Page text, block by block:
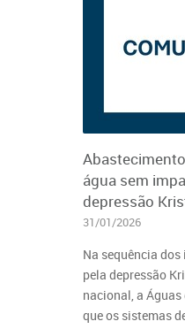
água sem
depressão
31/01/2026
Na sequência
pela depressão
nacional, a
que os sistemas